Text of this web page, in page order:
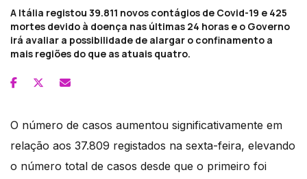
A Itália registou 39.811 novos contágios de Covid-19 e 425
mortes devido à doença nas últimas 24 horas e o Governo
irá avaliar a possibilidade de alargar o confinamento a
mais regiões do que as atuais quatro.
O número de casos aumentou significativamente em
relação aos 37.809 registados na sexta-feira, elevando
o número total de casos desde que o primeiro foi